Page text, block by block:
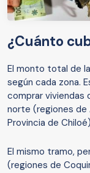
¿Cuánto
El monto total de
según cada zona.
comprar viviendas
norte (regiones de
Provincia de
El mismo tramo,
(regiones de